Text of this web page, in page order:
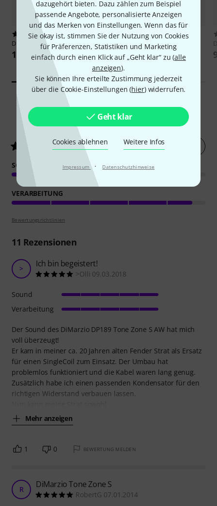
dazugehört bieten. Dazu zählen zum Beispiel
passende Angebote, personalisierte Anzeigen
und das Merken von Einstellungen. Wenn das für
Sie okay ist, stimmen Sie der Nutzung von Cookies
für Präferenzen, Statistiken und Marketing
einfach durch einen Klick auf „Geht klar“ zu (alle
anzeigen).
Sie können Ihre erteilte Zustimmung jederzeit
über die Cookie-Einstellungen (hier) widerrufen.
Geht klar
Cookies ablehnen Weitere Infos
Impressum · Datenschutzhinweise
47
DiMarzio DP318 Super Distortion
109 €
4673
Millenium MS 2002 Mic Stand
15,90 €
Kundenbewertungen
4.7/ 5 Jetzt bewerten
SOUND
VERARBEITUNG
Bewertungsrichtlinien
11 Rezensionen
> Ich bin begeistert!
>Olli 09.03.2018
Der Sound des DiMarzio DP189 Tone Zone S AW hat mich
voll überzeugt!
Er kam in meiner ca. 20 Jahren alten Fender Strat als Ersatz
für einen SingleCoil zum Einsatz. Der Umbau hat
problemlos funktioniert und die Kabel waren lang genug.
Zusätzlich habe ich einen passenden Kondensator für den
richtigen Widerstand verbauen lassen.
Mehr anzeigen
Sound
Verarbeitung
1 0 BEWERTUNG MELDEN
R DiMarzio Tone Zone S
RobertG 07.01.2014